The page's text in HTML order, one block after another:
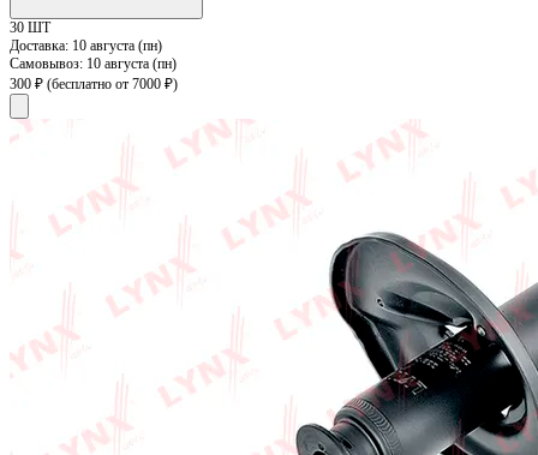
30 ШТ
Доставка: 10 августа (пн)
Самовывоз: 10 августа (пн)
300 ₽ (бесплатно от 7000 ₽)